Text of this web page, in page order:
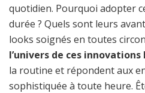
quotidien. Pourquoi adopter
durée ? Quels sont leurs
looks soignés en toutes
l’univers de ces
la routine et répondent aux
sophistiquée à toute heure.